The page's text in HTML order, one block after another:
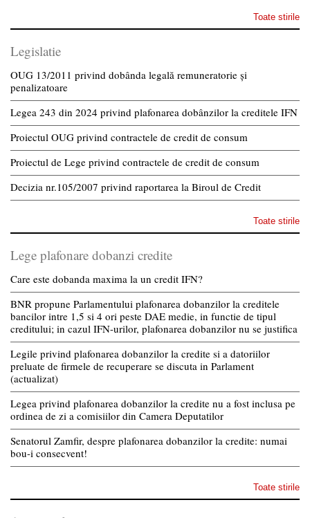
Toate stirile
Legislatie
OUG 13/2011 privind dobânda legală remuneratorie și
penalizatoare
Legea 243 din 2024 privind plafonarea dobânzilor la creditele IFN
Proiectul OUG privind contractele de credit de consum
Proiectul de Lege privind contractele de credit de consum
Decizia nr.105/2007 privind raportarea la Biroul de Credit
Toate stirile
Lege plafonare dobanzi credite
Care este dobanda maxima la un credit IFN?
BNR propune Parlamentului plafonarea dobanzilor la creditele
bancilor intre 1,5 si 4 ori peste DAE medie, in functie de tipul
creditului; in cazul IFN-urilor, plafonarea dobanzilor nu se justifica
Legile privind plafonarea dobanzilor la credite si a datoriilor
preluate de firmele de recuperare se discuta in Parlament
(actualizat)
Legea privind plafonarea dobanzilor la credite nu a fost inclusa pe
ordinea de zi a comisiilor din Camera Deputatilor
Senatorul Zamfir, despre plafonarea dobanzilor la credite: numai
bou-i consecvent!
Toate stirile